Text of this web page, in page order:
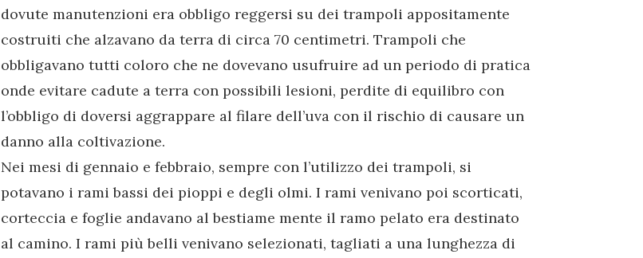
dovute manutenzioni era obbligo reggersi su dei trampoli appositamente
costruiti che alzavano da terra di circa 70 centimetri. Trampoli che
obbligavano tutti coloro che ne dovevano usufruire ad un periodo di pratica
onde evitare cadute a terra con possibili lesioni, perdite di equilibro con
l’obbligo di doversi aggrappare al filare dell’uva con il rischio di causare un
danno alla coltivazione.
Nei mesi di gennaio e febbraio, sempre con l’utilizzo dei trampoli, si
potavano i rami bassi dei pioppi e degli olmi. I rami venivano poi scorticati,
corteccia e foglie andavano al bestiame mente il ramo pelato era destinato
al camino. I rami più belli venivano selezionati, tagliati a una lunghezza di